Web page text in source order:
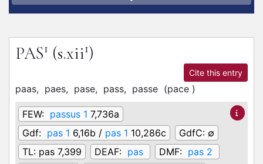
PAS1 (s.xii1)
Cite this entry
paas, paes, pase, pass, passe (pace )
FEW: passus 1 7,736a
Gdf: pas 1 6,16b / pas 1 10,286c GdfC: ∅
TL: pas 7,399 DEAF: pas DMF: pas 2